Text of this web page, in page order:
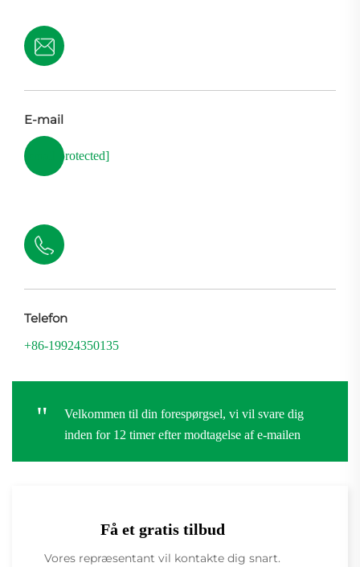
E-mail
[email protected]
Telefon
+86-19924350135
"
Velkommen til din forespørgsel, vi vil svare dig
inden for 12 timer efter modtagelse af e-mailen
Få et gratis tilbud
Vores repræsentant vil kontakte dig snart.